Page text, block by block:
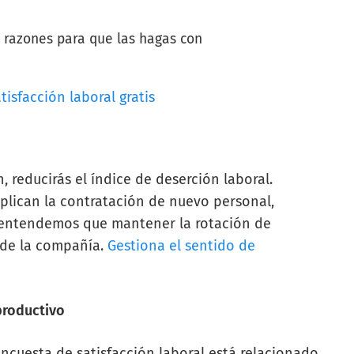
razones para que las hagas con
reducirás el índice de deserción laboral.
la contratación de nuevo personal,
que mantener la rotación de
la compañía. Gestiona el sentido de